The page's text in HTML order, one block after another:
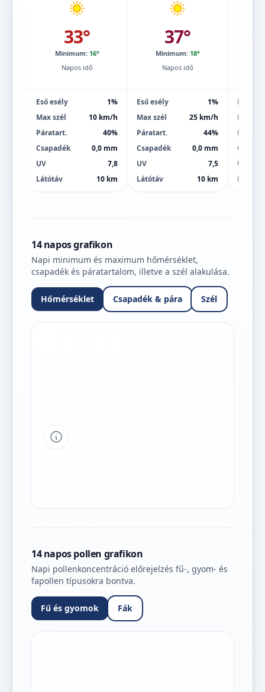
33°
Minimum: 16°
Napos idő
Eső esély
1%
Max szél
10 km/h
Páratart.
40%
Csapadék
0,0 mm
UV
7,8
Látótáv
10 km
37°
Minimum: 18°
Napos idő
Eső esély
1%
Max szél
25 km/h
Páratart.
44%
Csapadék
0,0 mm
UV
7,5
Látótáv
10 km
Eső
Max
UV
Látótáv
14 napos grafikon
Napi minimum és maximum hőmérséklet,
csapadék és páratartalom, illetve a szél alakulása.
Hőmérséklet Csapadék & pára Szél
Tipp a grafikon jelmagyarázatához
14 napos pollen grafikon
Napi pollenkoncentráció előrejelzés fű-, gyom- és
fapollen típusokra bontva.
Fű és gyomok Fák